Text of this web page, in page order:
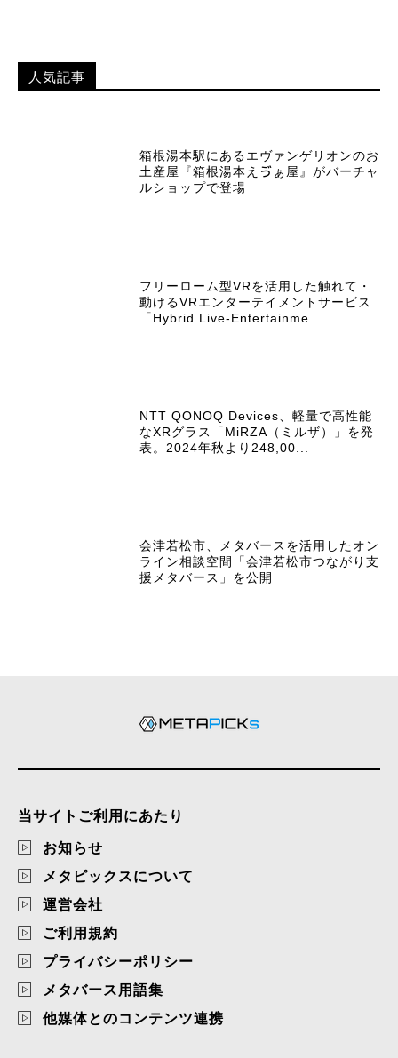
人気記事
箱根湯本駅にあるエヴァンゲリオンのお
土産屋『箱根湯本えゔぁ屋』がバーチャ
ルショップで登場
フリーローム型VRを活用した触れて・
動けるVRエンターテイメントサービス
「Hybrid Live-Entertainme...
NTT QONOQ Devices、軽量で高性能
なXRグラス「MiRZA（ミルザ）」を発
表。2024年秋より248,00...
会津若松市、メタバースを活用したオン
ライン相談空間「会津若松市つながり支
援メタバース」を公開
当サイトご利用にあたり
お知らせ
メタピックスについて
運営会社
ご利用規約
プライバシーポリシー
メタバース用語集
他媒体とのコンテンツ連携